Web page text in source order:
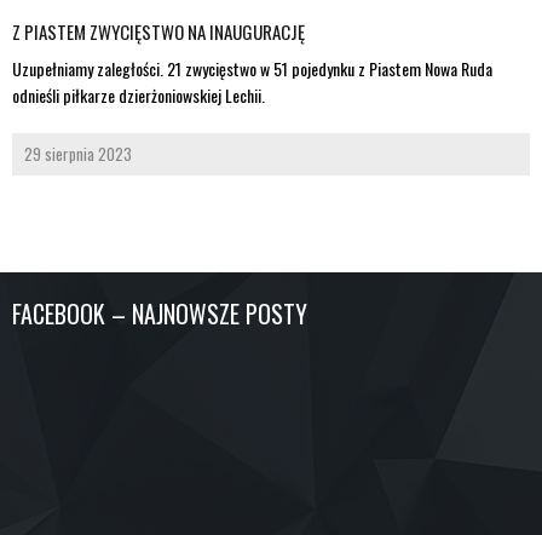
Z PIASTEM ZWYCIĘSTWO NA INAUGURACJĘ
Uzupełniamy zaległości. 21 zwycięstwo w 51 pojedynku z Piastem Nowa Ruda
odnieśli piłkarze dzierżoniowskiej Lechii.
29 sierpnia 2023
FACEBOOK – NAJNOWSZE POSTY